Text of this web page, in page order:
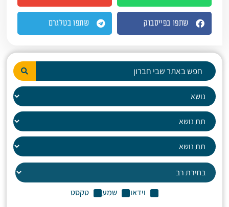
שתפו בפייסבוק שתפו בטלגרם
וידאו שמע טקסט